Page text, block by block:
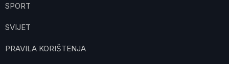
SPORT
SVIJET
PRAVILA KORIŠTENJA